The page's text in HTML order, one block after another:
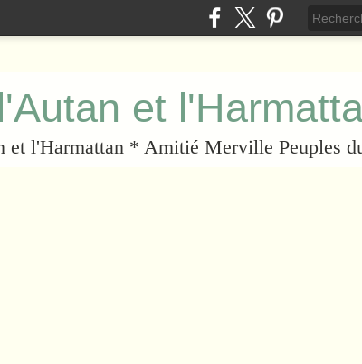
et
et l'Harmattan * Amitié Merville Peuples